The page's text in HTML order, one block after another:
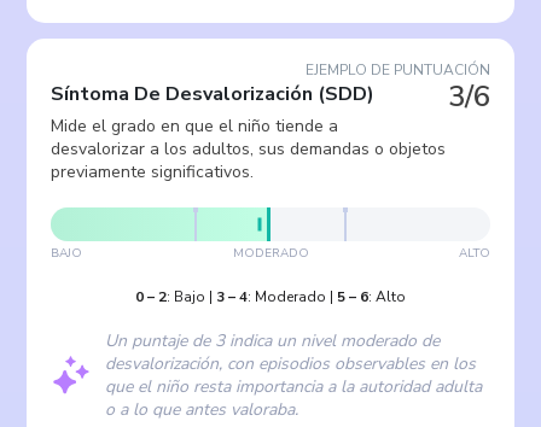
EJEMPLO DE PUNTUACIÓN
3/6
Síntoma De Desvalorización (SDD)
Mide el grado en que el niño tiende a
desvalorizar a los adultos, sus demandas o objetos
previamente significativos.
BAJO MODERADO ALTO
0– 2: Bajo | 3–4: Moderado | 5– 6: Alto
Un puntaje de 3 indica un nivel moderado de
desvalorización, con episodios observables en los
que el niño resta importancia a la autoridad adulta
o a lo que antes valoraba.